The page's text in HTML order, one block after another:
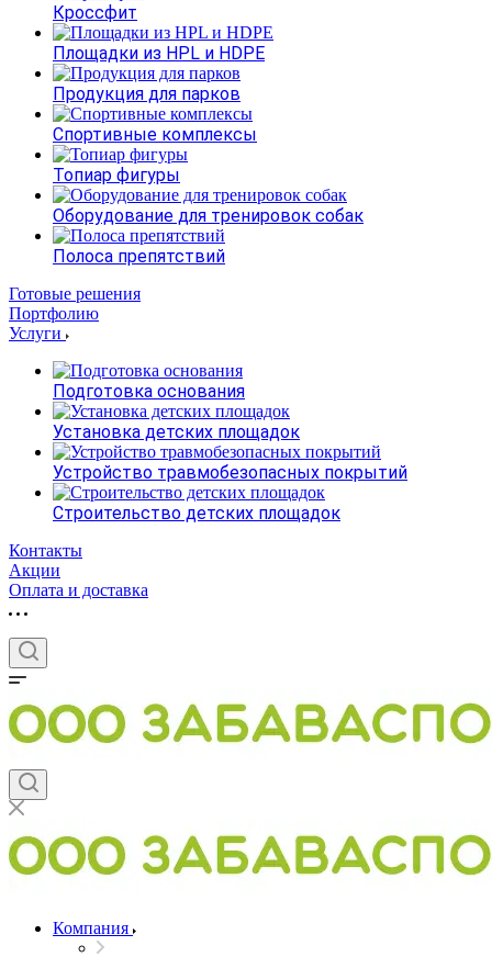
Кроссфит
Площадки из HPL и HDPE
Продукция для парков
Спортивные комплексы
Топиар фигуры
Оборудование для тренировок собак
Полоса препятствий
Готовые решения
Портфолию
Услуги
Подготовка основания
Установка детских площадок
Устройство травмобезопасных покрытий
Строительство детских площадок
Контакты
Акции
Оплата и доставка
Компания